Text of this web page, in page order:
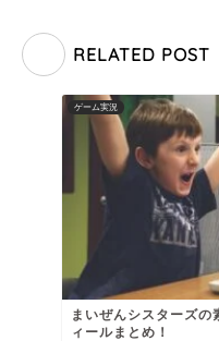
RELATED POST
ゲーム実況
まいぜんシスターズの
ィールまとめ！